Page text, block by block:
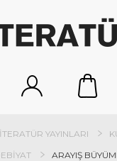
YAYINLARI
ARAYIŞ